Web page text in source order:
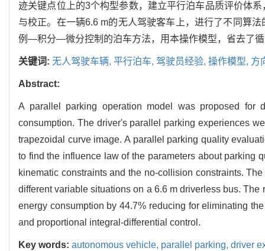
迹关键点位上的3个构型参数，建立平行泊车品质评价体
与校正。在一辆6.6 m的无人驾驶客车上，进行了不同算
例—积分—微分控制的泊车方法，用本操作模型，省去了
关键词: 无人驾驶车辆, 平行泊车, 驾驶员经验, 操作模型, 方
Abstract:
A parallel parking operation model was proposed for
consumption. The driver's parallel parking experiences
trapezoidal curve image. A parallel parking quality
to find the influence law of the parameters about parking
kinematic constraints and the no-collision constraints.
different variable situations on a 6.6 m driverless bus.
energy consumption by 44.7% reducing for eliminating
and proportional integral-differential control.
Key words: autonomous vehicle, parallel parking, driver